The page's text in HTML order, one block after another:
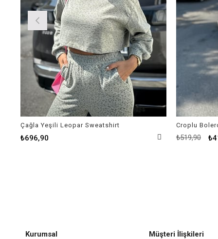
Çağla Yeşili Leopar Sweatshirt
₺696,90
Croplu
₺519,90
Kurumsal Müşteri İlişkileri